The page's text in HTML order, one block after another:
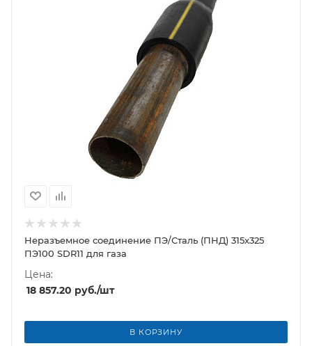
Неразъемное соединение ПЭ/Сталь (ПНД) 315х325
ПЭ100 SDR11 для газа
Цена:
18 857.20 руб./шт
В КОРЗИНУ